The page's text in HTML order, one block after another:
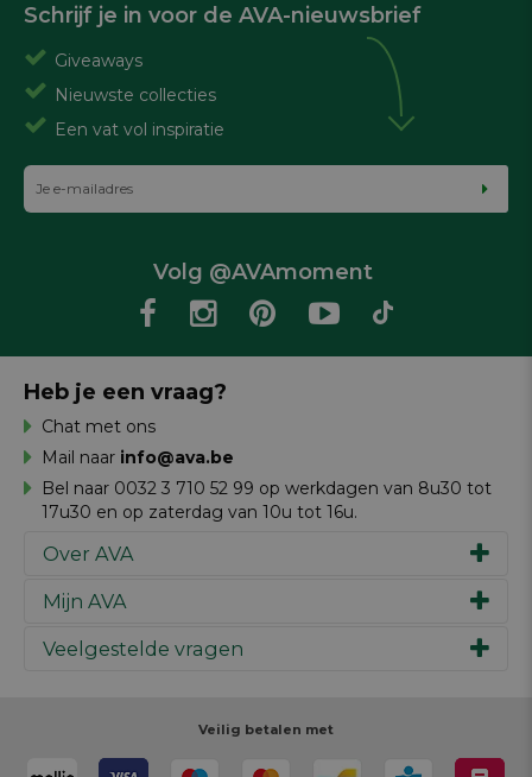
Schrijf je in voor de AVA-nieuwsbrief
Giveaways
Nieuwste collecties
Een vat vol inspiratie
Volg @AVAmoment
Over AVA
Ons verhaal
Werken bij AVA
Mijn AVA
Inspiratie
Review schrijven
Veelgestelde vragen
Heb je een vraag?
Chat met ons
Mail naar info@ava.be
Bel naar 0032 3 710 52 99 op werkdagen van 8u30 tot
17u30 en op zaterdag van 10u tot 16u.
Veilig betalen met